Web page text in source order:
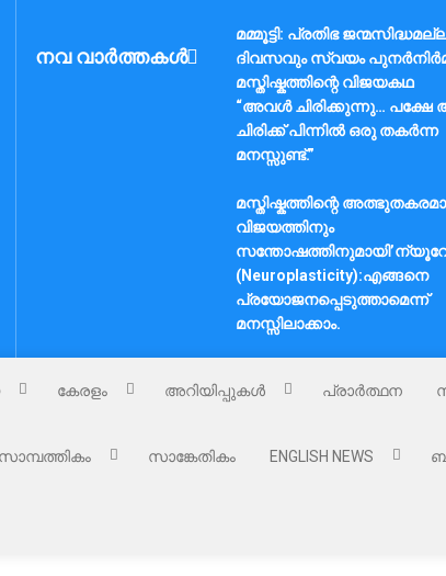
നവ വാർത്തകൾ
മമ്മൂട്ടി: പ്രതിഭ
ദിവസവും സ്വയം
മസ്തിഷ്കത്തിന്റെ വിജയകഥ
“അവൾ ചിരിക്കുന്നു… പക്ഷേ
ചിരിക്ക് പിന്നിൽ ഒരു തകർന്ന
മനസ്സുണ്ട്.”
മസ്തിഷ്കത്തിന്റെ
വിജയത്തിനും
(Neuroplasticity):എങ്ങനെ
പ്രയോജനപ്പെടുത്താമെന്ന്
മനസ്സിലാക്കാം.
കേരളം അറിയിപ്പുകൾ പ്രാർത്ഥന
സാമ്പത്തികം സാങ്കേതികം ENGLISH NEWS